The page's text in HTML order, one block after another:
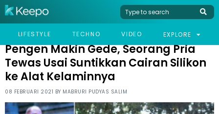
LIFESTYLE TECHNO VIDEO EXPLORE
HOME VIRAL
PENGEN MAKIN GEDE, SEORANG PRIA TEWAS USAI SUNTIKKAN
Pengen Makin Gede, Seorang Pria
Tewas Usai Suntikkan Cairan Silikon
ke Alat Kelaminnya
08 FEBRUARI 2021 BY MABRURI PUDYAS SALIM